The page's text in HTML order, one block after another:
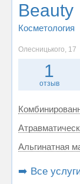
Beauty
Косметология
Олесницького, 17
1
отзыв
Альгинатная
➡️ Все